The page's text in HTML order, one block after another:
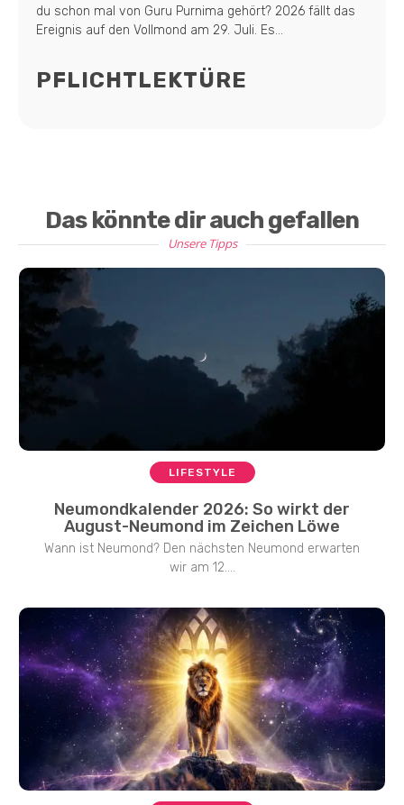
du schon mal von Guru Purnima gehört? 2026 fällt das
Ereignis auf den Vollmond am 29. Juli. Es...
PFLICHTLEKTÜRE
Das könnte dir auch gefallen
Unsere Tipps
LIFESTYLE
Neumondkalender 2026: So wirkt der
August-Neumond im Zeichen Löwe
Wann ist Neumond? Den nächsten Neumond erwarten
wir am 12....